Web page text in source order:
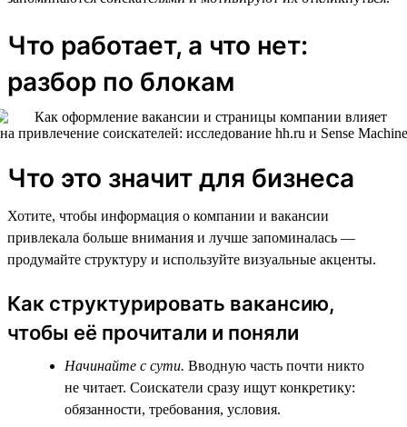
Что работает, а что нет:
разбор по блокам
Что это значит для бизнеса
Хотите, чтобы информация о компании и вакансии
привлекала больше внимания и лучше запоминалась —
продумайте структуру и используйте визуальные акценты.
Как структурировать вакансию,
чтобы её прочитали и поняли
Начинайте с сути. Вводную часть почти никто
не читает. Соискатели сразу ищут конкретику:
обязанности, требования, условия.